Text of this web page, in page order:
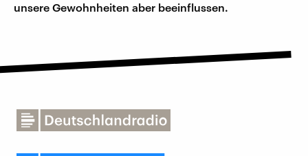
unsere Gewohnheiten aber beeinflussen.